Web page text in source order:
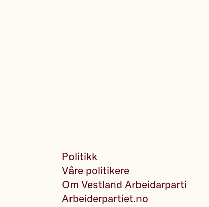
Politikk
Våre politikere
Om Vestland Arbeidarparti
Arbeiderpartiet.no